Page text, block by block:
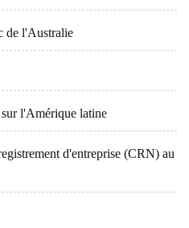
de l'Australie
l'Amérique latine
d'entreprise (CRN) au